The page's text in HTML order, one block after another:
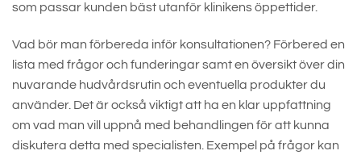
som passar kunden bäst utanför klinikens öppettider.
Vad bör man förbereda inför konsultationen? Förbered en
lista med frågor och funderingar samt en översikt över din
nuvarande hudvårdsrutin och eventuella produkter du
använder. Det är också viktigt att ha en klar uppfattning
om vad man vill uppnå med behandlingen för att kunna
diskutera detta med specialisten. Exempel på frågor kan